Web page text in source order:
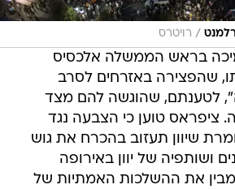
/ רויטרס
בראש הממשלה אלכסיס
שהפצירה באזרחים לסרב
לטענתם, שהוגשה להם מצד
ציפראס טוען כי הצבעה נגד
שיוון תעזוב בהכרח את גוש
ושותפיה של יוון באירופה
מבין את ההשלכות האמתיות של